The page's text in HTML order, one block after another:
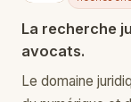
La recherche
avocats.
Le domaine